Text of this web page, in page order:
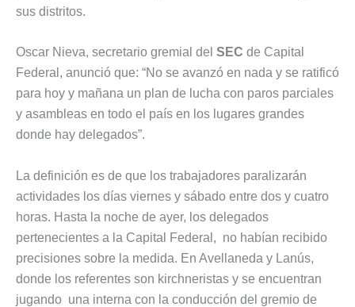
sus distritos.
Oscar Nieva, secretario gremial del SEC de Capital
Federal, anunció que: “No se avanzó en nada y se ratificó
para hoy y mañana un plan de lucha con paros parciales
y asambleas en todo el país en los lugares grandes
donde hay delegados”.
La definición es de que los trabajadores paralizarán
actividades los días viernes y sábado entre dos y cuatro
horas. Hasta la noche de ayer, los delegados
pertenecientes a la Capital Federal, no habían recibido
precisiones sobre la medida. En Avellaneda y Lanús,
donde los referentes son kirchneristas y se encuentran
jugando una interna con la conducción del gremio de